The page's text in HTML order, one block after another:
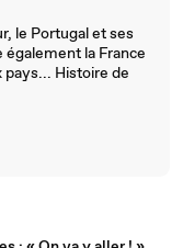
le Portugal et ses
la France
pays... Histoire de